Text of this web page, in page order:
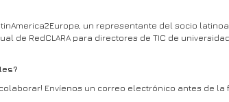
un representante del socio
de RedCLARA para directores de TIC de
Envíenos un correo electrónico antes de la